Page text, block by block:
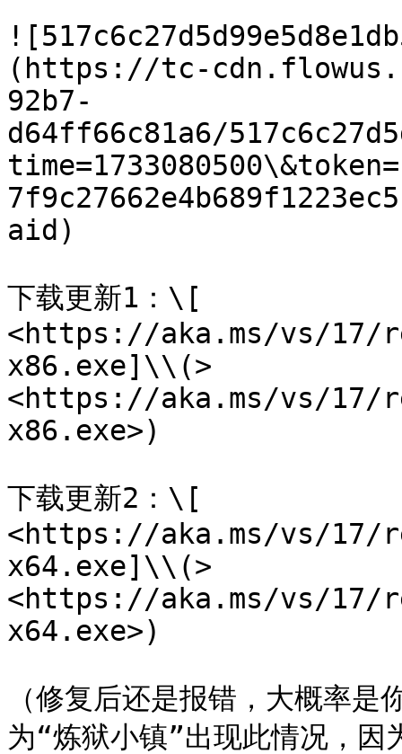
(https://tc-
92b7-
d64ff66c81a6/
aid)
下载更新1：\[
<https://aka.ms/vs/17/
x86.exe]\\(>
<https://aka.ms/vs/17/
x86.exe>)
下载更新2：\[
<https://aka.ms/vs/17/
x64.exe]\\(>
<https://aka.ms/vs/17/
x64.exe>)
（修复后还是报错，大概率
为“炼狱小镇”出现此情况，因